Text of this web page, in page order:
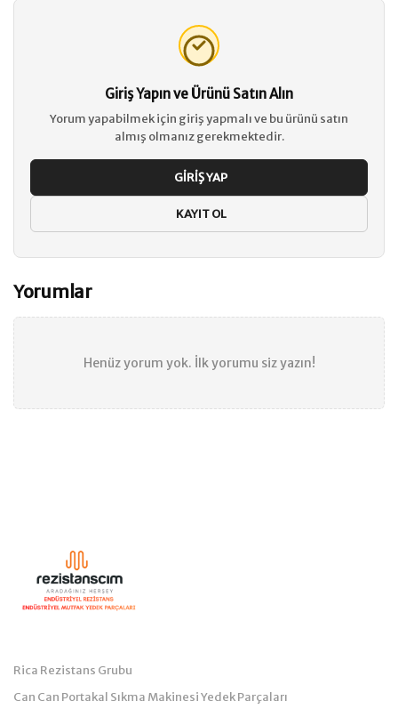
Giriş Yapın ve Ürünü Satın Alın
Yorum yapabilmek için giriş yapmalı ve bu ürünü satın
almış olmanız gerekmektedir.
GIRIŞ YAP
KAYIT OL
Yorumlar
Henüz yorum yok. İlk yorumu siz yazın!
Rica Rezistans Grubu
Can Can Portakal Sıkma Makinesi Yedek Parçaları